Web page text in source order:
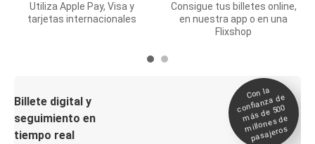
Utiliza Apple Pay, Visa y
tarjetas internacionales
Consigue tus billetes online,
en nuestra app o en una
Flixshop
Billete digital y
seguimiento en
tiempo real
Con la
confianza de
más de 500
millones de
pasajeros